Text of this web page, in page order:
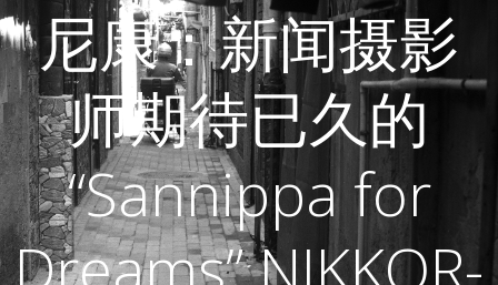
尼康：新闻摄影
师期待已久的
“Sannippa for
Dreams” NIKKOR-